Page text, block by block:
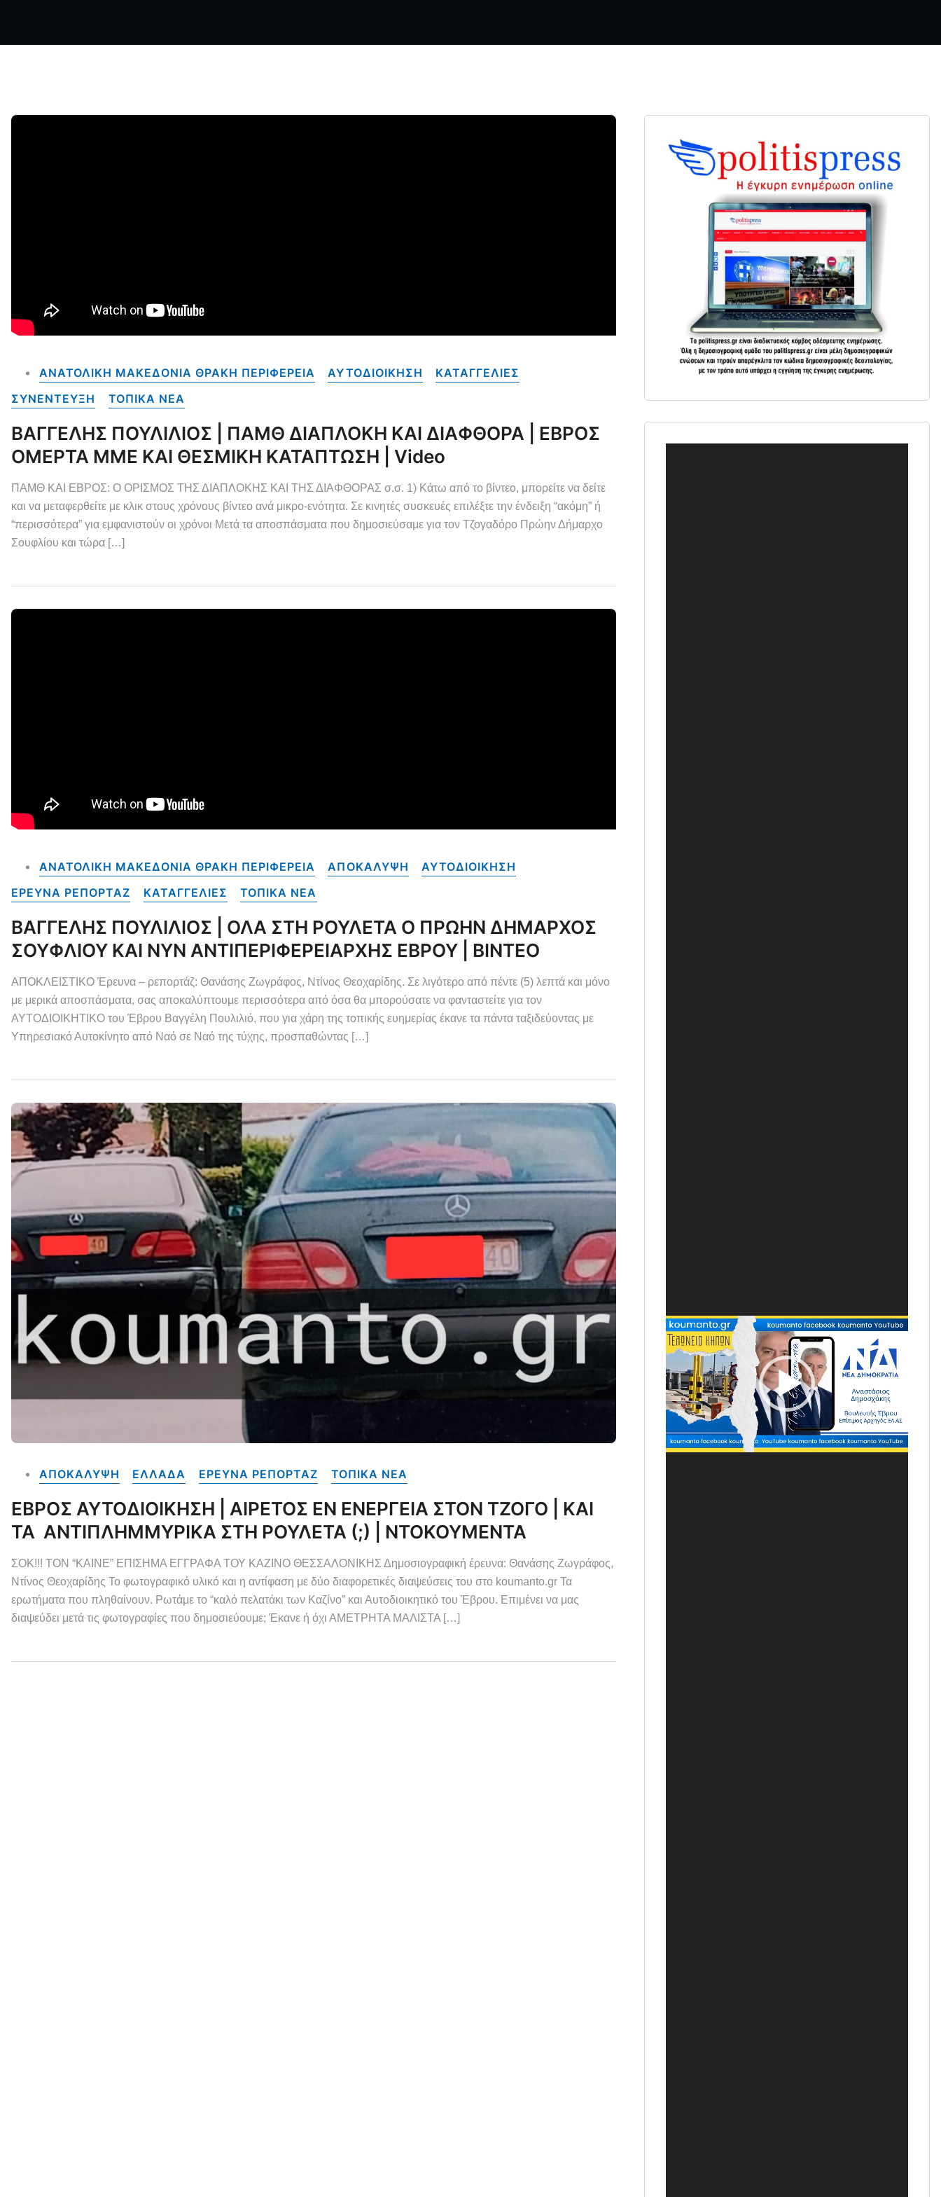
ΑΝΑΤΟΛΙΚΗ ΜΑΚΕΔΟΝΙΑ ΘΡΑΚΗ ΠΕΡΙΦΕΡΕΙΑ ΑΥΤΟΔΙΟΙΚΗΣΗ
ΚΑΤΑΓΓΕΛΙΕΣ
ΣΥΝΕΝΤΕΥΞΗ
ΤΟΠΙΚΑ NEA
ΒΑΓΓΕΛΗΣ ΠΟΥΛΙΛΙΟΣ | ΠΑΜΘ ΔΙΑΠΛΟΚΗ ΚΑΙ ΔΙΑΦΘΟΡΑ | ΕΒΡΟΣ
ΟΜΕΡΤΑ ΜΜΕ ΚΑΙ ΘΕΣΜΙΚΗ ΚΑΤΑΠΤΩΣΗ | Video
ΠΑΜΘ ΚΑΙ ΕΒΡΟΣ: Ο ΟΡΙΣΜΟΣ ΤΗΣ ΔΙΑΠΛΟΚΗΣ ΚΑΙ ΤΗΣ ΔΙΑΦΘΟΡΑΣ σ.σ. 1) Κάτω από το βίντεο, μπορείτε να δείτε
και να μεταφερθείτε με κλικ στους χρόνους βίντεο ανά μικρο-ενότητα. Σε κινητές συσκευές επιλέξτε την ένδειξη “ακόμη” ή
“περισσότερα” για εμφανιστούν οι χρόνοι Μετά τα αποσπάσματα που δημοσιεύσαμε για τον Τζογαδόρο Πρώην Δήμαρχο
Σουφλίου και τώρα […]
ΑΝΑΤΟΛΙΚΗ ΜΑΚΕΔΟΝΙΑ ΘΡΑΚΗ ΠΕΡΙΦΕΡΕΙΑ ΑΠΟΚΑΛΥΨΗ
ΑΥΤΟΔΙΟΙΚΗΣΗ
ΕΡΕΥΝΑ ΡΕΠΟΡΤΑΖ
ΚΑΤΑΓΓΕΛΙΕΣ ΤΟΠΙΚΑ NEA
ΒΑΓΓΕΛΗΣ ΠΟΥΛΙΛΙΟΣ | ΟΛΑ ΣΤΗ ΡΟΥΛΕΤΑ Ο ΠΡΩΗΝ ΔΗΜΑΡΧΟΣ
ΣΟΥΦΛΙΟΥ ΚΑΙ ΝΥΝ ΑΝΤΙΠΕΡΙΦΕΡΕΙΑΡΧΗΣ ΕΒΡΟΥ | ΒΙΝΤΕΟ
ΑΠΟΚΛΕΙΣΤΙΚΟ Έρευνα – ρεπορτάζ: Θανάσης Ζωγράφος, Ντίνος Θεοχαρίδης. Σε λιγότερο από πέντε (5) λεπτά και μόνο
με μερικά αποσπάσματα, σας αποκαλύπτουμε περισσότερα από όσα θα μπορούσατε να φανταστείτε για τον
ΑΥΤΟΔΙΟΙΚΗΤΙΚΟ του Έβρου Βαγγέλη Πουλιλιό, που για χάρη της τοπικής ευημερίας έκανε τα πάντα ταξιδεύοντας με
Υπηρεσιακό Αυτοκίνητο από Ναό σε Ναό της τύχης, προσπαθώντας […]
ΑΠΟΚΑΛΥΨΗ ΕΛΛΑΔΑ ΕΡΕΥΝΑ ΡΕΠΟΡΤΑΖ ΤΟΠΙΚΑ NEA
ΕΒΡΟΣ ΑΥΤΟΔΙΟΙΚΗΣΗ | ΑΙΡΕΤΟΣ ΕΝ ΕΝΕΡΓΕΙΑ ΣΤΟΝ ΤΖΟΓΟ | ΚΑΙ
ΤΑ ΑΝΤΙΠΛΗΜΜΥΡΙΚΑ ΣΤΗ ΡΟΥΛΕΤΑ (;) | ΝΤΟΚΟΥΜΕΝΤΑ
ΣΟΚ!!! ΤΟΝ “ΚΑΙΝΕ” ΕΠΙΣΗΜΑ ΕΓΓΡΑΦΑ ΤΟΥ ΚΑΖΙΝΟ ΘΕΣΣΑΛΟΝΙΚΗΣ Δημοσιογραφική έρευνα: Θανάσης Ζωγράφος,
Ντίνος Θεοχαρίδης Το φωτογραφικό υλικό και η αντίφαση με δύο διαφορετικές διαψεύσεις του στο koumanto.gr Τα
ερωτήματα που πληθαίνουν. Ρωτάμε το “καλό πελατάκι των Καζίνο” και Αυτοδιοικητικό του Έβρου. Επιμένει να μας
διαψεύδει μετά τις φωτογραφίες που δημοσιεύουμε; Έκανε ή όχι ΑΜΕΤΡΗΤΑ ΜΑΛΙΣΤΑ […]